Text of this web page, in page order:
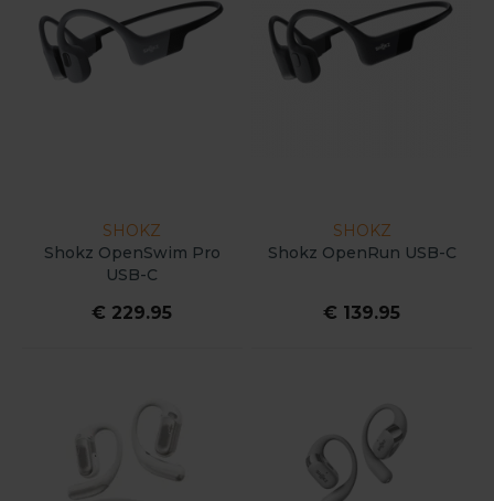
SHOKZ
Shokz OpenSwim Pro
USB-C
€ 229.95
SHOKZ
Shokz OpenRun USB-C
€ 139.95